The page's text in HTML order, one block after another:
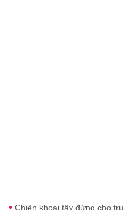
Chiên khoai tây đừng cho